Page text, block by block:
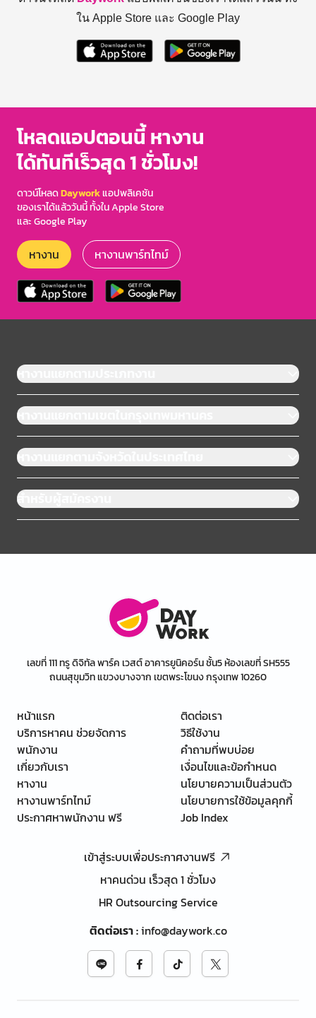
ใน Apple Store และ Google Play
โหลดแอปตอนนี้ หางาน
ได้ทันทีเร็วสุด 1 ชั่วโมง!
ดาวน์โหลดDayworkแอปพลิเคชัน
ของเราได้แล้ววันนี้ ทั้งใน Apple Store
และ Google Play
หางาน หางานพาร์ทไทม์
หางานแยกตามประเภทงาน
หางานแยกตามเขตในกรุงเทพมหานคร
หางานแยกตามจังหวัดในประเทศไทย
สำหรับผู้สมัครงาน
เลขที่ 111 ทรู ดิจิทัล พาร์ค เวสต์ อาคารยูนิคอร์น ชั้น5 ห้องเลขที่ SH555
ถนนสุขุมวิท แขวงบางจาก เขตพระโขนง กรุงเทพ 10260
หน้าแรก
บริการหาคน ช่วยจัดการ
พนักงาน
เกี่ยวกับเรา
หางาน
หางานพาร์ทไทม์
ประกาศหาพนักงาน ฟรี
ติดต่อเรา
วิธีใช้งาน
คำถามที่พบบ่อย
เงื่อนไขและข้อกำหนด
นโยบายความเป็นส่วนตัว
นโยบายการใช้ข้อมูลคุกกี้
Job Index
เข้าสู่ระบบเพื่อประกาศงานฟรี
หาคนด่วน เร็วสุด 1 ชั่วโมง
HR Outsourcing Service
ติดต่อเรา:info@daywork.co